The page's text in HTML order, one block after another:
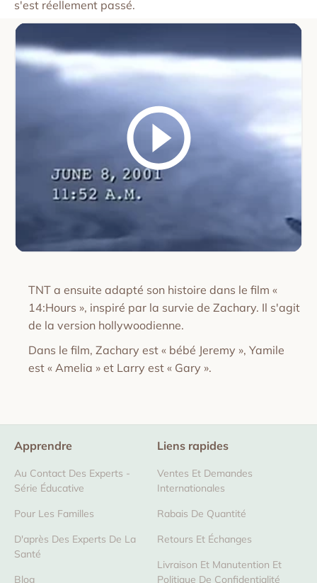
s'est réellement passé.
TNT a ensuite adapté son histoire dans le film «
14:Hours », inspiré par la survie de Zachary. Il s'agit
de la version hollywoodienne.
Dans le film, Zachary est « bébé Jeremy », Yamile
est « Amelia » et Larry est « Gary ».
Apprendre
Au Contact Des Experts -
Série Éducative
Pour Les Familles
D'après Des Experts De La
Santé
Blog
Liens rapides
Ventes Et Demandes
Internationales
Rabais De Quantité
Retours Et Échanges
Livraison Et Manutention Et
Politique De Confidentialité